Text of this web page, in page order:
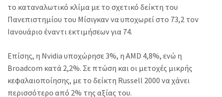
το καταναλωτικό κλίμα με το σχετικό δείκτη του
Πανεπιστημίου του Μίσιγκαν να υποχωρεί στο 73,2 τον
Ιανουάριο έναντι εκτιμήσεων για 74.
Επίσης, η Nvidia υποχώρησε 3%, η AMD 4,8%, ενώ η
Broadcom κατά 2,2%. Σε πτώση και οι μετοχές μικρής
κεφαλαιοποίησης, με το δείκτη Russell 2000 να χάνει
περισσότερο από 2% της αξίας του.